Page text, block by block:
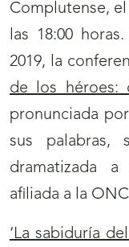
Complutense, el
las 18:00
2019, la
de los héroes:
pronunciada
sus palabras,
dramatizada
afiliada a la
‘La sabiduría